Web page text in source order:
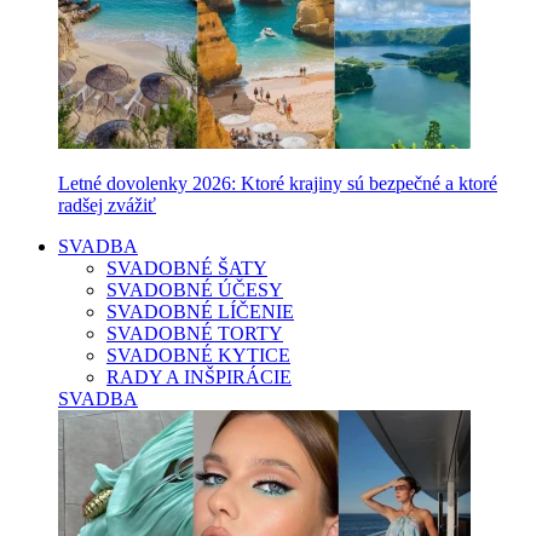
Letné dovolenky 2026: Ktoré krajiny sú bezpečné a ktoré
radšej zvážiť
SVADBA
SVADOBNÉ ŠATY
SVADOBNÉ ÚČESY
SVADOBNÉ LÍČENIE
SVADOBNÉ TORTY
SVADOBNÉ KYTICE
RADY A INŠPIRÁCIE
SVADBA